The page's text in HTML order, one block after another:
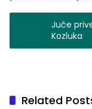
Juče
Kozluka
Related